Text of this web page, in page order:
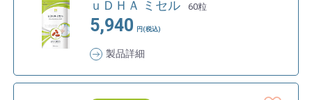
ｕＤＨＡ ミセル 60粒
5,940 円(税込)
製品詳細